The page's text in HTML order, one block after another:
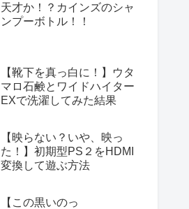
天才か！？カインズのシャ
ンプーボトル！！
【靴下を真っ白に！】ウタ
マロ石鹸とワイドハイター
EXで洗濯してみた結果
【映らない？いや、映っ
た！】初期型PS２をHDMI
変換して遊ぶ方法
【この黒いのっ